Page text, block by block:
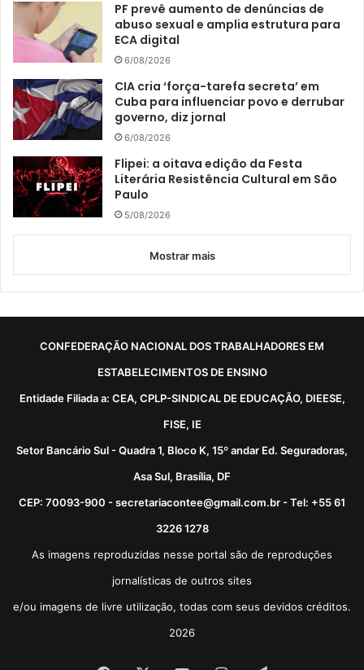
PF prevê aumento de denúncias de
abuso sexual e amplia estrutura para
ECA digital
6/08/2026
CIA cria ‘força-tarefa secreta’ em
Cuba para influenciar povo e derrubar
governo, diz jornal
6/08/2026
Flipei: a oitava edição da Festa
Literária Resistência Cultural em São
Paulo
5/08/2026
Mostrar mais
CONFEDERAÇÃO NACIONAL DOS TRABALHADORES EM
ESTABELECIMENTOS DE ENSINO
Entidade Filiada a: CEA, CPLP-SINDICAL DE EDUCAÇÃO, DIEESE,
FISE, IE
Setor Bancário Sul - Quadra 1, Bloco K, 15º andar Ed. Seguradoras,
Asa Sul, Brasília, DF
CEP: 70093-900 - secretariacontee@gmail.com.br - Tel: +55 61
3226 1278
As imagens reproduzidas nesse portal são de reproduções
jornalísticas de outros sites
e/ou imagens de livre utilização, todas com seus devidos créditos.
2026